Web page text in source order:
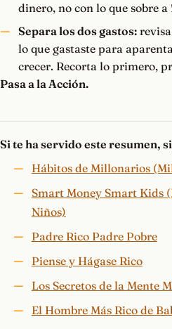
dinero, no con lo que sobre a
Separa los dos gastos:
lo que gastaste para
crecer. Recorta lo primero,
Pasa a la Acción.
Si te ha servido este resumen,
Hábitos de Millonarios
Smart Money Smart Kids
Niños)
Padre Rico Padre Pobre
Piense y Hágase Rico
Los Secretos de la Mente
El Hombre Más Rico de